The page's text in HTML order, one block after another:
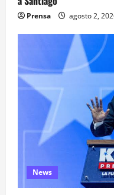
Prensa agosto 2,
News